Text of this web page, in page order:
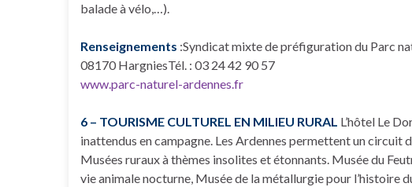
balade à vélo,…).
Renseignements :Syndicat mixte de préfiguration du Parc
08170 HargniesTél. : 03 24 42 90 57
www.parc-naturel-ardennes.fr
6 – TOURISME CULTUREL EN MILIEU RURAL L’hôtel Le
inattendus en campagne. Les Ardennes permettent un circuit
Musées ruraux à thèmes insolites et étonnants. Musée du
vie animale nocturne, Musée de la métallurgie pour l’histoire